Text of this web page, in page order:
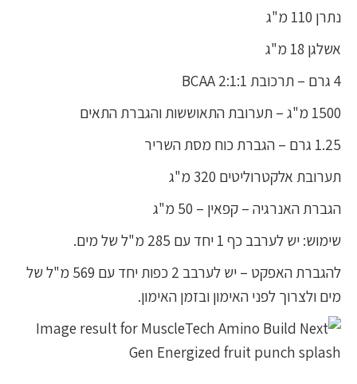
נתרן 110 מ"ג
אשלגן 18 מ"ג
4 גרם – תרכובת BCAA 2:1:1
1500 מ"ג – תערובת התאוששות והגברת התאים
1.25 גרם – הגברת כוח מסת השריר
תערובת אלקטרוליטים 320 מ"ג
הגברת האנרגיה – קפאין – 50 מ"ג
שימוש: יש לערבב כף 1 יחד עם 285 מ"ל של מים.
להגברת האפקט – יש לערבב 2 כפות יחד עם 569 מ"ל של
מים ולצרוך לפני האימון ובזמן האימון.